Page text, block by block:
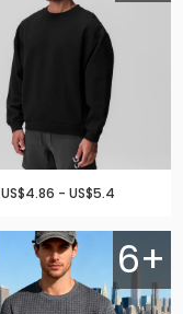
US$4.86 - US$5.4
6+